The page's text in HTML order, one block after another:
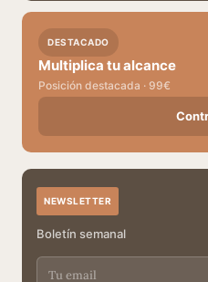
DESTACADO
Multiplica tu alcance
Posición destacada · 99€
NEWSLETTER
Boletín semanal